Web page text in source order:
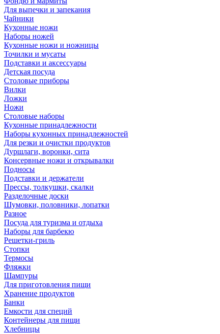
Для выпечки и запекания
Чайники
Кухонные ножи
Наборы ножей
Кухонные ножи и ножницы
Точилки и мусаты
Подставки и аксессуары
Детская посуда
Столовые приборы
Вилки
Ложки
Ножи
Столовые наборы
Кухонные принадлежности
Наборы кухонных принадлежностей
Для резки и очистки продуктов
Дуршлаги, воронки, сита
Консервные ножи и открывалки
Подносы
Подставки и держатели
Прессы, толкушки, скалки
Разделочные доски
Шумовки, половники, лопатки
Разное
Посуда для туризма и отдыха
Наборы для барбекю
Решетки-гриль
Стопки
Термосы
Фляжки
Шампуры
Для приготовления пищи
Хранение продуктов
Банки
Емкости для специй
Контейнеры для пищи
Хлебницы